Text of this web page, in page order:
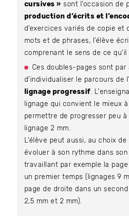
cursives » sont l’occasion de
production d’écrits et
d’exercices variés de copie et
mots et de phrases, l’élève
comprenant le sens de ce qu’il
Ces doubles-pages sont par
d’individualiser le parcours de
lignage progressif.
lignage qui convient le mieux
permettre de progresser peu à
lignage 2 mm.
L’élève peut aussi, au choix de
évoluer à son rythme dans son
travaillant par exemple la
un premier temps (lignages 9
page de droite dans un
2,5 mm et 2 mm).